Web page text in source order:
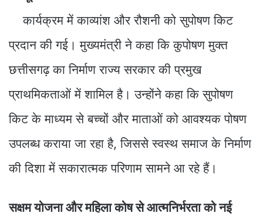
कार्यक्रम में काव्यांश और रौशनी को सुपोषण किट
प्रदान की गई। मुख्यमंत्री ने कहा कि कुपोषण मुक्त
छत्तीसगढ़ का निर्माण राज्य सरकार की प्रमुख
प्राथमिकताओं में शामिल है। उन्होंने कहा कि सुपोषण
किट के माध्यम से बच्चों और माताओं को आवश्यक पोषण
उपलब्ध कराया जा रहा है, जिससे स्वस्थ समाज के निर्माण
की दिशा में सकारात्मक परिणाम सामने आ रहे हैं।
सक्षम योजना और महिला कोष से आत्मनिर्भरता को नई